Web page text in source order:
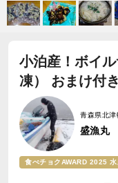
小泊産！ボイ
凍） おまけ付き
青森県北
盛漁丸
食べチョクAWARD 2025